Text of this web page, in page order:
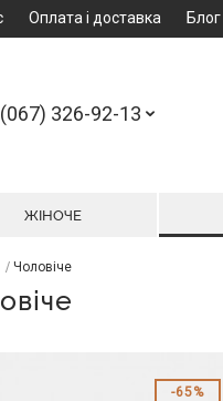
Оплата і доставка Блог
326-92-13
ЖІНОЧЕ
Чоловіче
65%